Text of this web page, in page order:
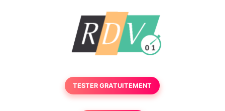
TESTER GRATUITEMENT